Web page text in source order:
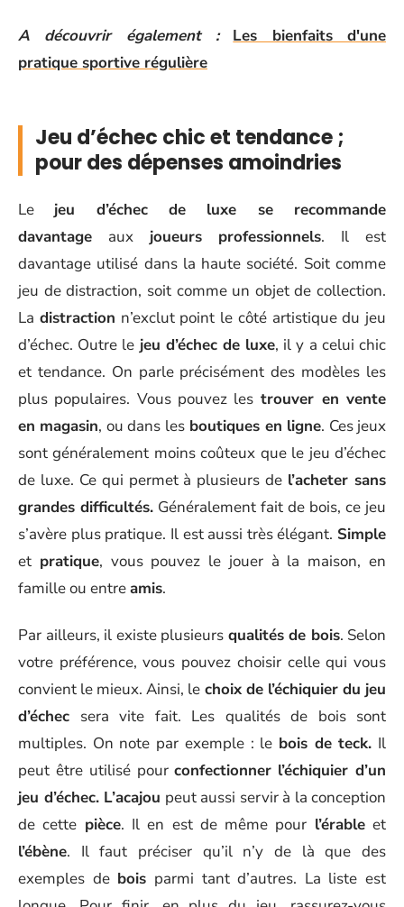
A découvrir également :
Les bienfaits d'une
pratique sportive régulière
Jeu d’échec chic et tendance ;
pour des dépenses amoindries
Le jeu d’échec de luxe se recommande
davantage aux joueurs professionnels. Il est
davantage utilisé dans la haute société. Soit comme
jeu de distraction, soit comme un objet de collection.
La distraction n’exclut point le côté artistique du jeu
d’échec. Outre le jeu d’échec de luxe, il y a celui chic
et tendance. On parle précisément des modèles les
plus populaires. Vous pouvez les trouver en vente
en magasin, ou dans lesboutiques en ligne. Ces jeux
sont généralement moins coûteux que le jeu d’échec
de luxe. Ce qui permet à plusieurs de l’acheter sans
grandes difficultés. Généralement fait de bois, ce jeu
s’avère plus pratique. Il est aussi très élégant. Simple
et pratique, vous pouvez le jouer à la maison, en
famille ou entreamis.
Par ailleurs, il existe plusieurs qualités de bois. Selon
votre préférence, vous pouvez choisir celle qui vous
convient le mieux. Ainsi, le choix de l’échiquier du jeu
d’échec sera vite fait. Les qualités de bois sont
multiples. On note par exemple : le bois de teck. Il
peut être utilisé pourconfectionner l’échiquier d’un
jeu d’échec. L’acajou peut aussi servir à la conception
de cette pièce. Il en est de même pour l’érableet
l’ébène. Il faut préciser qu’il n’y de là que des
exemples de bois parmi tant d’autres. La liste est